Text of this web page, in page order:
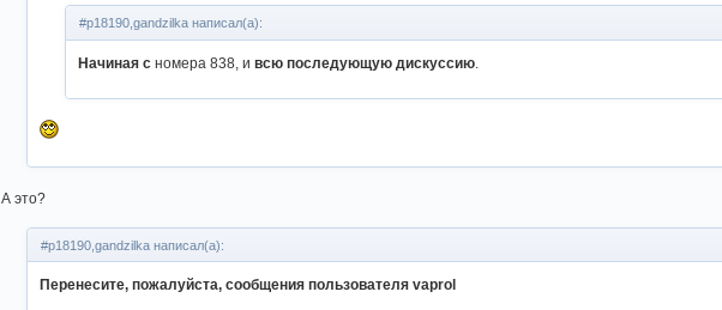
#p18190,gandzilka написал(а):
Начиная с номера 838, ивсю последующую дискуссию
А это?
#p18190,gandzilka написал(а):
Перенесите, пожалуйста, сообщения пользователя vaprol